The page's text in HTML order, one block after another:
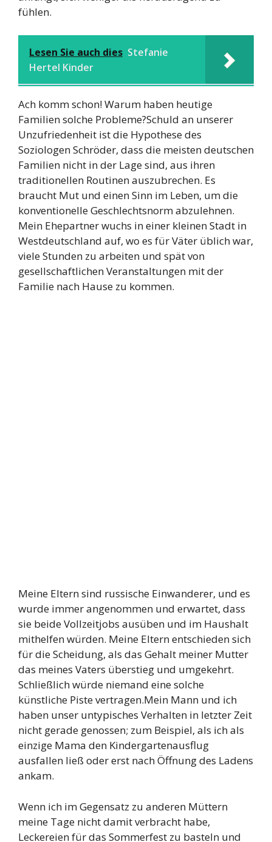
fühlen.
Lesen Sie auch dies Stefanie
Hertel Kinder
Ach komm schon! Warum haben heutige
Familien solche Probleme?Schuld an unserer
Unzufriedenheit ist die Hypothese des
Soziologen Schröder, dass die meisten deutschen
Familien nicht in der Lage sind, aus ihren
traditionellen Routinen auszubrechen. Es
braucht Mut und einen Sinn im Leben, um die
konventionelle Geschlechtsnorm abzulehnen.
Mein Ehepartner wuchs in einer kleinen Stadt in
Westdeutschland auf, wo es für Väter üblich war,
viele Stunden zu arbeiten und spät von
gesellschaftlichen Veranstaltungen mit der
Familie nach Hause zu kommen.
Meine Eltern sind russische Einwanderer, und es
wurde immer angenommen und erwartet, dass
sie beide Vollzeitjobs ausüben und im Haushalt
mithelfen würden. Meine Eltern entschieden sich
für die Scheidung, als das Gehalt meiner Mutter
das meines Vaters überstieg und umgekehrt.
Schließlich würde niemand eine solche
künstliche Piste vertragen.Mein Mann und ich
haben unser untypisches Verhalten in letzter Zeit
nicht gerade genossen; zum Beispiel, als ich als
einzige Mama den Kindergartenausflug
ausfallen ließ oder erst nach Öffnung des Ladens
ankam.
Wenn ich im Gegensatz zu anderen Müttern
meine Tage nicht damit verbracht habe,
Leckereien für das Sommerfest zu basteln und